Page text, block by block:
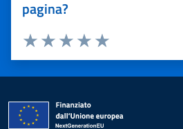
pagina?
Valuta 5 stelle su 5
Valuta 4 stelle su 5
Valuta 3 stelle su 5
Valuta 2 stelle su 5
Valuta 1 stelle su 5